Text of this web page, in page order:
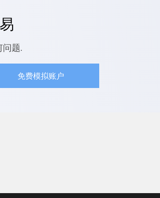
题.
免费模拟账户